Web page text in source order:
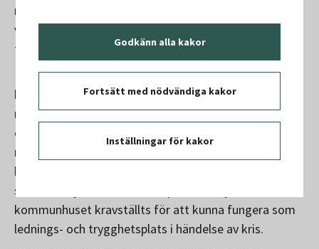
Godkänn alla kakor
Fortsätt med nödvändiga kakor
Inställningar för kakor
miljoner kronor mot tidigare 1 085 miljoner kronor,
vilket alltså är 107 miljoner kronor högre än vad som
tidigare har angetts.
En del av den ökade investeringsutgiften beror på
kostnader för säkerhet och teknik. Oron i omvärlden
med bland annat kriget i Ukraina, gängkriminalitet
och förhöjd terrorhotnivå har medfört ökad
medvetenhet och kunskap hos både myndigheter och
kommuner. I dialog med Myndigheten för
samhällsskydd och beredskap har det nya
kommunhuset kravställts för att kunna fungera som
lednings- och trygghetsplats i händelse av kris.